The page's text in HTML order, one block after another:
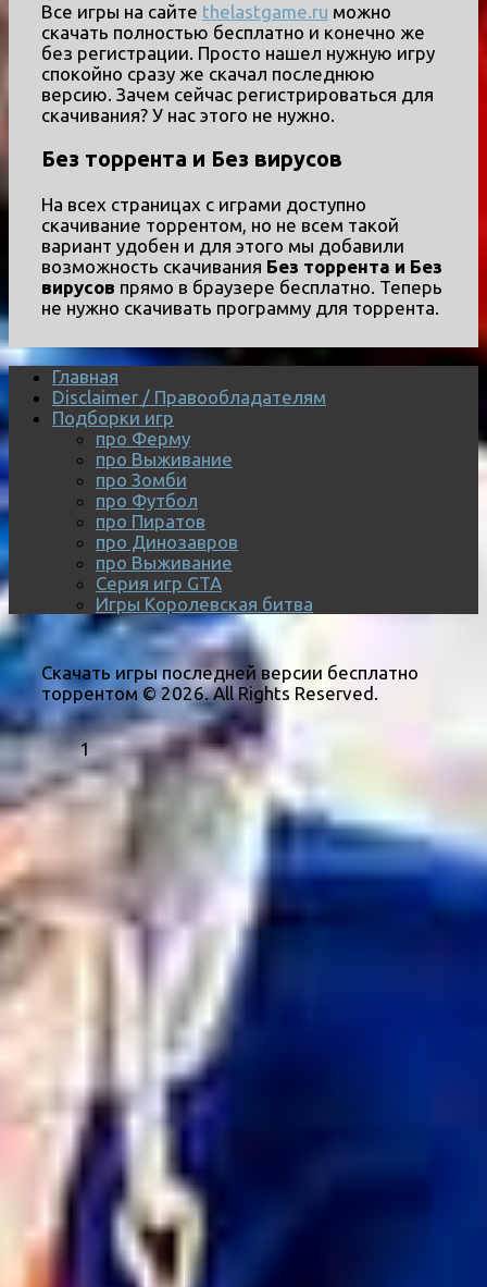
Все игры на сайте thelastgame.ru можно
скачать полностью бесплатно и конечно же
без регистрации. Просто нашел нужную игру
спокойно сразу же скачал последнюю
версию. Зачем сейчас регистрироваться для
скачивания? У нас этого не нужно.
Без торрента и Без вирусов
На всех страницах с играми доступно
скачивание торрентом, но не всем такой
вариант удобен и для этого мы добавили
возможность скачивания Без торрента и Без
вирусов прямо в браузере бесплатно. Теперь
не нужно скачивать программу для торрента.
Главная
Disclaimer / Правообладателям
Подборки игр
про Ферму
про Выживание
про Зомби
про Футбол
про Пиратов
про Динозавров
про Выживание
Серия игр GTA
Игры Королевская битва
Скачать игры последней версии бесплатно
торрентом © 2026. All Rights Reserved.
1